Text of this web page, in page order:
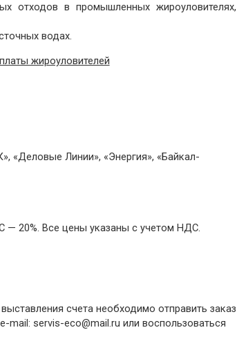
отходов в промышленных жироуловителях,
водах.
жироуловителей
«Деловые Линии», «Энергия», «Байкал-
20%. Все цены указаны с учетом НДС.
счета необходимо отправить заказ
mail: servis-eco@mail.ru или воспользоваться